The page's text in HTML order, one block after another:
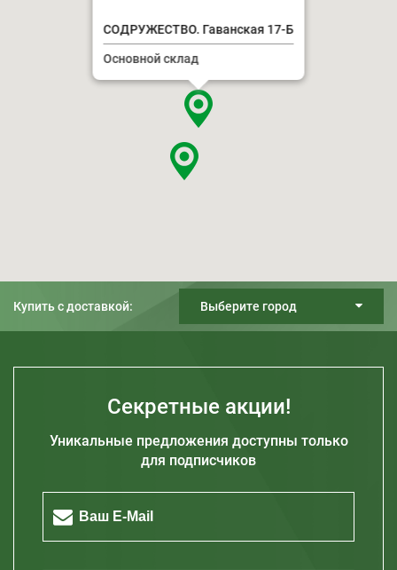
СОДРУЖЕСТВО. Гаванская 17-Б
Основной склад
Купить с доставкой: Выберите город
Днепр
Запорожье
Секретные акции!
Уникальные предложения доступны только
для подписчиков